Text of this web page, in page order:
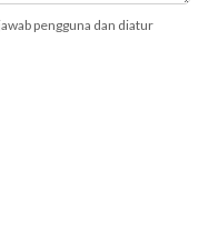
pengguna dan diatur